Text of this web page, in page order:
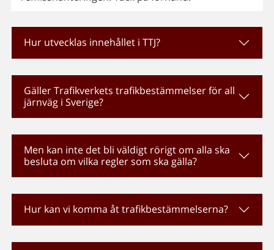
Hur utvecklas innehållet i TTJ?
Gäller Trafikverkets trafikbestämmelser för all
järnväg i Sverige?
Men kan inte det bli väldigt rörigt om alla ska
besluta om vilka regler som ska gälla?
Hur kan vi komma åt trafikbestämmelserna?